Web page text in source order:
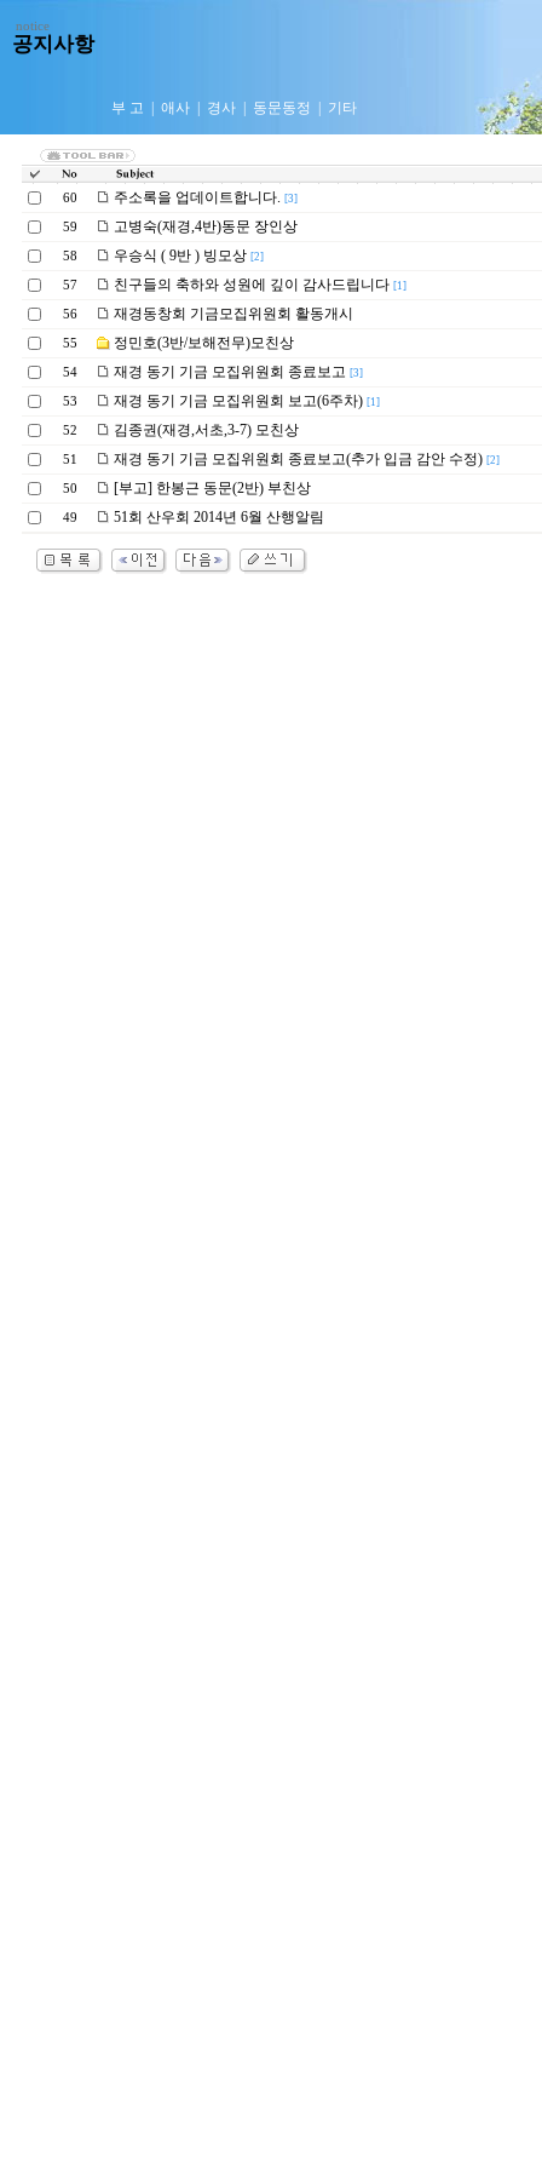
notice
공지사항
부 고 애사 경사 동문동정 기타
60 주소록을 업데이트합니다. [3]
59 고병숙(재경,4반)동문 장인상
58 우승식 ( 9반 ) 빙모상 [2]
57 친구들의 축하와 성원에 깊이 감사드립니다 [1]
56 재경동창회 기금모집위원회 활동개시
55 정민호(3반/보해전무)모친상
54 재경 동기 기금 모집위원회 종료보고 [3]
53 재경 동기 기금 모집위원회 보고(6주차) [1]
52 김종권(재경,서초,3-7) 모친상
51 재경 동기 기금 모집위원회 종료보고(추가 입금 감안 수정) [2]
50 [부고] 한봉근 동문(2반) 부친상
49 51회 산우회 2014년 6월 산행알림